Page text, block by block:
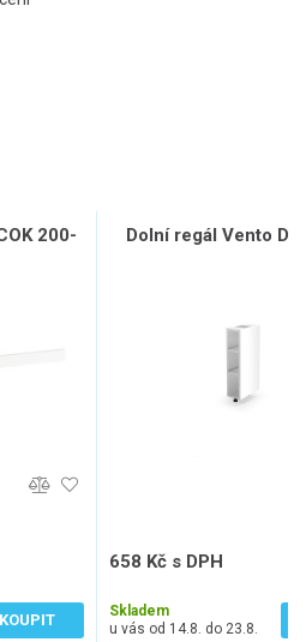
200-
KOUPIT
Dolní regál Vento
658 Kč s DPH
Skladem
u vás od 14.8. do 23.8.